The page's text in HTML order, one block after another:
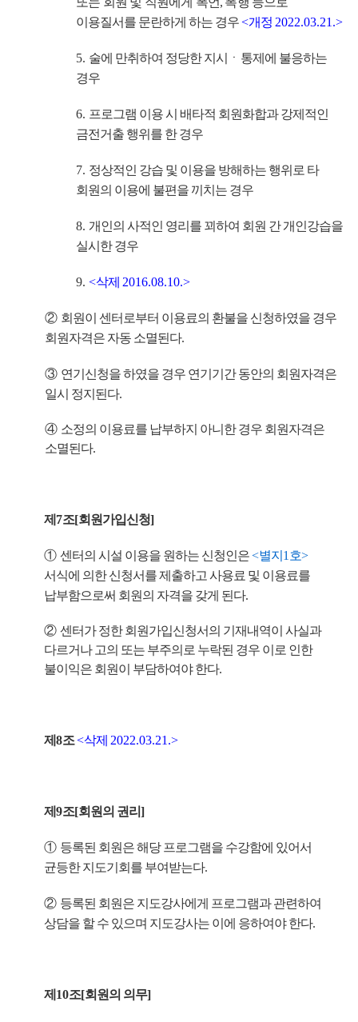
이용질서를 문란하게 하는 경우<개정 2022.03.21.>
5. 술에 만취하여 정당한 지시 ㆍ 통제에 불응하는
경우
6. 프로그램 이용 시 배타적 회원화합과 강제적인
금전거출 행위를 한 경우
7. 정상적인 강습 및 이용을 방해하는 행위로 타
회원의 이용에 불편을 끼치는 경우
8. 개인의 사적인 영리를 꾀하여 회원 간 개인강습을
실시한 경우
9. <삭제 2016.08.10.>
② 회원이 센터로부터 이용료의 환불을 신청하였을 경우
회원자격은 자동 소멸된다.
③ 연기신청을 하였을 경우 연기기간 동안의 회원자격은
일시 정지된다.
④ 소정의 이용료를 납부하지 아니한 경우 회원자격은
소멸된다.
제 7조[회원가입신청]
① 센터의 시설 이용을 원하는 신청인은<별지 1 호>
서식에 의한 신청서를 제출하고 사용료 및 이용료를
납부함으로써 회원의 자격을 갖게 된다.
② 센터가 정한 회원가입신청서의 기재내역이 사실과
다르거나 고의 또는 부주의로 누락된 경우 이로 인한
불이익은 회원이 부담하여야 한다.
제 8조<삭제 2022.03.21.>
제 9조[회원의 권리]
① 등록된 회원은 해당 프로그램을 수강함에 있어서
균등한 지도기회를 부여받는다.
② 등록된 회원은 지도강사에게 프로그램과 관련하여
상담을 할 수 있으며 지도강사는 이에 응하여야 한다.
제 10조[회원의 의무]